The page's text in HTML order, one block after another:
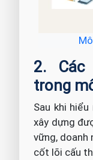
2. Các
trong
Sau khi
xây dựng
vững, doanh
cốt lõi cấu